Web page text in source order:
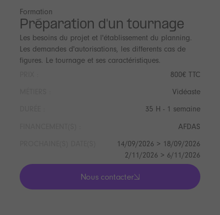
Formation
Préparation d'un tournage
Les besoins du projet et l'établissement du planning.
Les demandes d'autorisations, les differents cas de
figures. Le tournage et ses caractéristiques.
800€ TTC
Vidéaste
35 H - 1 semaine
AFDAS
14/09/2026 > 18/09/2026
2/11/2026 > 6/11/2026
lis les actualités
Nous contacter